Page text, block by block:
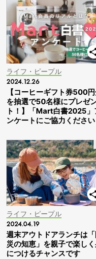
ライフ・ピープル
2024.12.26
【コーヒーギフト券500
を抽選で50名様にプレゼ
ト！】「Mart白書2025」
ンケートにご協力ください
ライフ・ピープル
2024.04.19
週末アウトドアランチは
災の知恵」を親子で楽し
につけるチャンスです